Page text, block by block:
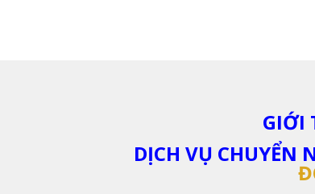
GIỚI
DỊCH VỤ CHUYỂN